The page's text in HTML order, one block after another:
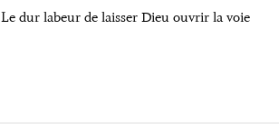
Le dur labeur de laisser Dieu ouvrir la voie